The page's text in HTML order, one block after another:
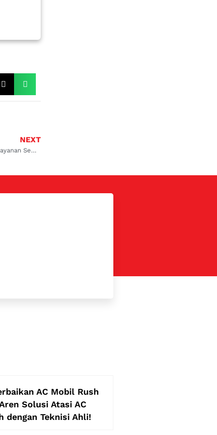
NEXT
Bengkel AC Mobil Grand Livina Surabaya Timur Dokter Mobil! Layanan Sempurna Tenaga Ahli
AC Mobil Rush
Solusi Atasi AC
dengan Teknisi Ahli!